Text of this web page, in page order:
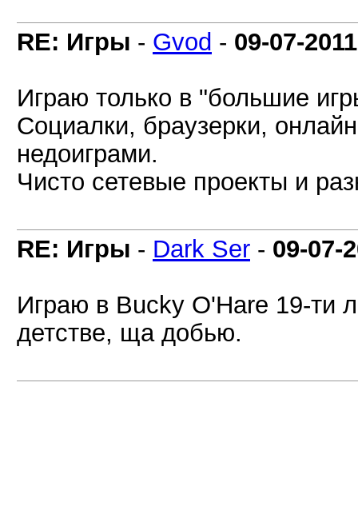
RE: Игры - Gvod - 09-07-2011
Играю только в "большие
Социалки, браузерки,
недоиграми.
Чисто сетевые проекты и
RE: Игры - Dark Ser - 09-07-
Играю в Bucky O'Hare 19-ти
детстве, ща добью.